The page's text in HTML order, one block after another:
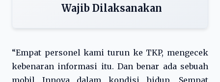
Wajib Dilaksanakan
“Empat personel kami turun ke TKP, mengecek
kebenaran informasi itu. Dan benar ada sebuah
mobil Innova dalam kondisi hidup. Sempat